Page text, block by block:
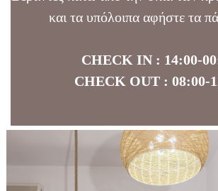
και τα υπόλοιπα αφήστε τα
CHECK IN : 14:00-
CHECK OUT : 08:00-